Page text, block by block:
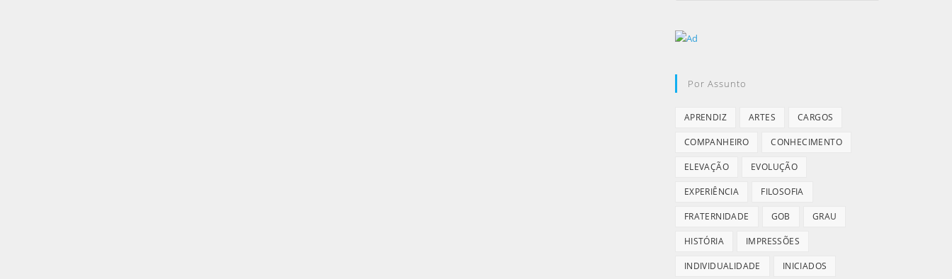
Por Assunto
APRENDIZ ARTES CARGOS
COMPANHEIRO CONHECIMENTO
ELEVAÇÃO EVOLUÇÃO
EXPERIÊNCIA FILOSOFIA
FRATERNIDADE GOB GRAU
HISTÓRIA IMPRESSÕES
INDIVIDUALIDADE INICIADOS